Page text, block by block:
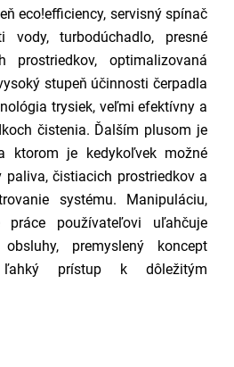
eco!efficiency, servisný spínač
vody, turbodúchadlo, presné
prostriedkov, optimalizovaná
stupeň účinnosti čerpadla
trysiek, veľmi efektívny a
čistenia. Ďalším plusom je
ktorom je kedykoľvek možné
čistiacich prostriedkov a
systému. Manipuláciu,
práce používateľovi uľahčuje
premyslený koncept
prístup k dôležitým